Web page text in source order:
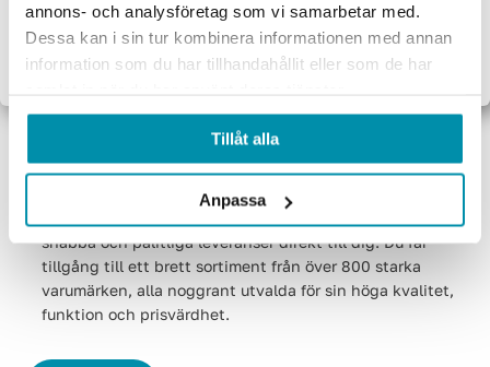
annons- och analysföretag som vi samarbetar med.
Dessa kan i sin tur kombinera informationen med annan
information som du har tillhandahållit eller som de har
Tillåt alla
Anpassa
till branschens bästa pris!
Välkommen till en av Sveriges största webbutiker inom
verktyg och förnödenheter för industri- och
snabba och pålitliga leveranser direkt till dig. Du får
tillgång till ett brett sortiment från över 800 starka
varumärken, alla noggrant utvalda för sin höga kvalitet,
funktion och prisvärdhet.
Företag
Exkl. moms
Privat
Inkl. moms